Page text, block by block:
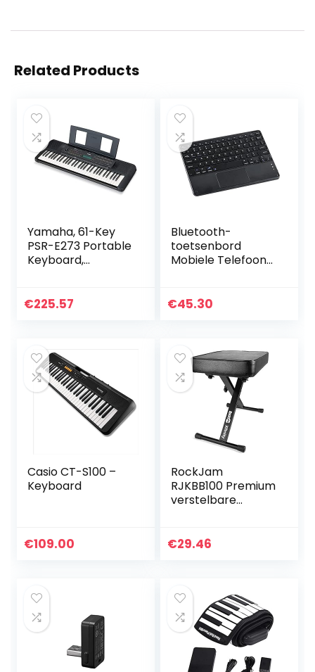
Related Products
Yamaha, 61-Key
PSR-E273 Portable
Keyboard,
€225.57
Bluetooth-
toetsenbord
Mobiele Telefoon
toetsenbord Kleur
€45.30
Casio CT-S100 –
Keyboard
€109.00
RockJam
RJKBB100 Premium
verstelbare
en pianokruk, eén
€29.46